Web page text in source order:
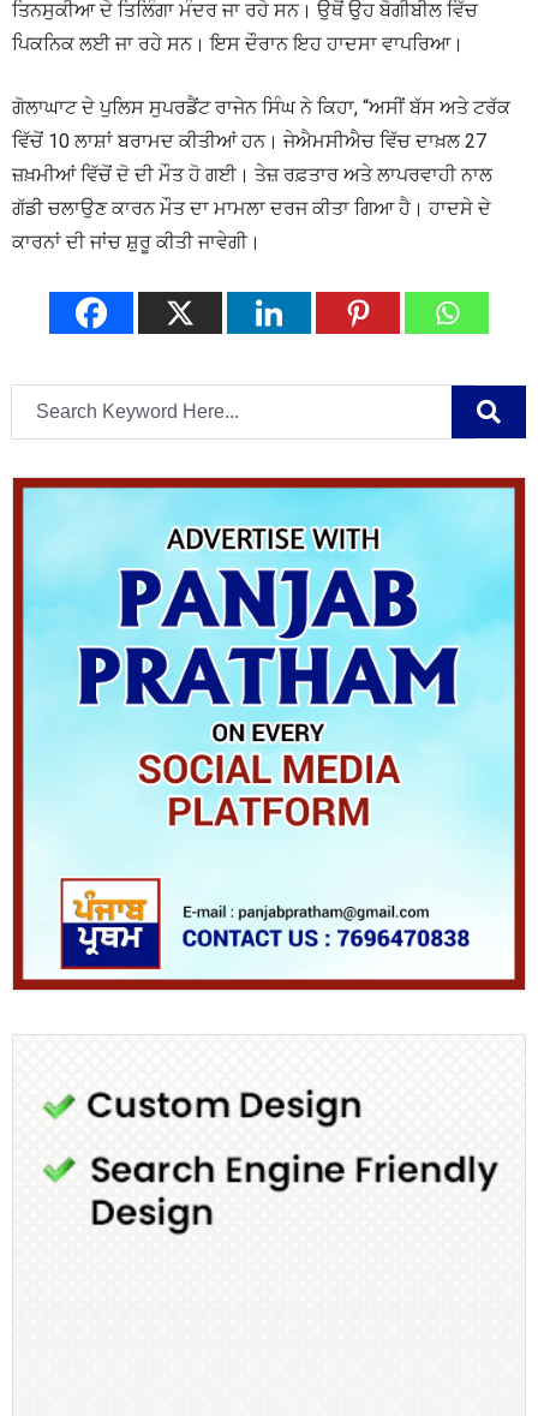
ਤਿਨਸੁਕੀਆ ਦੇ ਤਿਲਿੰਗਾ ਮੰਦਰ ਜਾ ਰਹੇ ਸਨ। ਉਥੋਂ ਉਹ ਬੋਗੀਬੀਲ ਵਿੱਚ
ਪਿਕਨਿਕ ਲਈ ਜਾ ਰਹੇ ਸਨ। ਇਸ ਦੌਰਾਨ ਇਹ ਹਾਦਸਾ ਵਾਪਰਿਆ।
ਗੋਲਾਘਾਟ ਦੇ ਪੁਲਿਸ ਸੁਪਰਡੈਂਟ ਰਾਜੇਨ ਸਿੰਘ ਨੇ ਕਿਹਾ, “ਅਸੀਂ ਬੱਸ ਅਤੇ ਟਰੱਕ
ਵਿੱਚੋਂ 10 ਲਾਸ਼ਾਂ ਬਰਾਮਦ ਕੀਤੀਆਂ ਹਨ। ਜੇਐਮਸੀਐਚ ਵਿੱਚ ਦਾਖ਼ਲ 27
ਜ਼ਖ਼ਮੀਆਂ ਵਿੱਚੋਂ ਦੋ ਦੀ ਮੌਤ ਹੋ ਗਈ। ਤੇਜ਼ ਰਫ਼ਤਾਰ ਅਤੇ ਲਾਪਰਵਾਹੀ ਨਾਲ
ਗੱਡੀ ਚਲਾਉਣ ਕਾਰਨ ਮੌਤ ਦਾ ਮਾਮਲਾ ਦਰਜ ਕੀਤਾ ਗਿਆ ਹੈ। ਹਾਦਸੇ ਦੇ
ਕਾਰਨਾਂ ਦੀ ਜਾਂਚ ਸ਼ੁਰੂ ਕੀਤੀ ਜਾਵੇਗੀ।